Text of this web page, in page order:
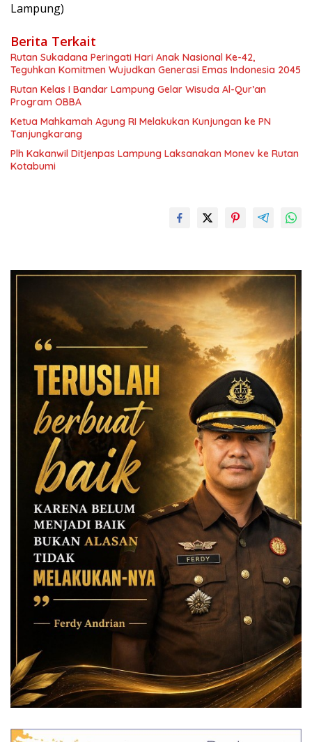
Lampung)
Berita Terkait
Rutan Sukadana Peringati Hari Anak Nasional Ke-42,
Teguhkan Komitmen Wujudkan Generasi Emas Indonesia 2045
Rutan Kelas I Bandar Lampung Gelar Wisuda Al-Qur’an
Program OBBA
Ketua Mahkamah Agung RI Melakukan Kunjungan ke PN
Tanjungkarang
Plh Kakanwil Ditjenpas Lampung Laksanakan Monev ke Rutan
Kotabumi